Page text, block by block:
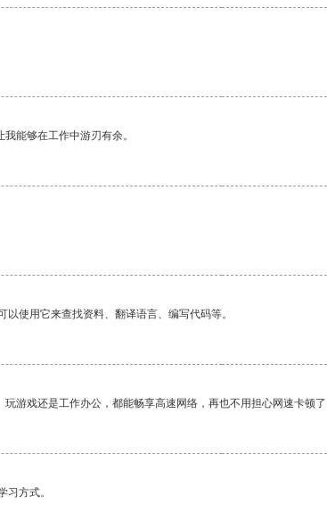
能够在工作中游刃有余。
使用它来查找资料、翻译语言、编写代码等。
游戏还是工作办公，都能畅享高速网络，再也不用担心网速卡顿
方式。